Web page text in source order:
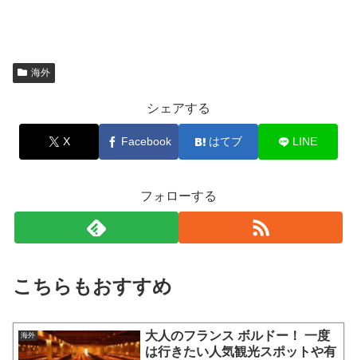
海外
シェアする
X Facebook はてブ LINE
フォローする
こちらもおすすめ
海外
大人のフランス ボルドー！ 一度
は行きたい人気観光スポットや有